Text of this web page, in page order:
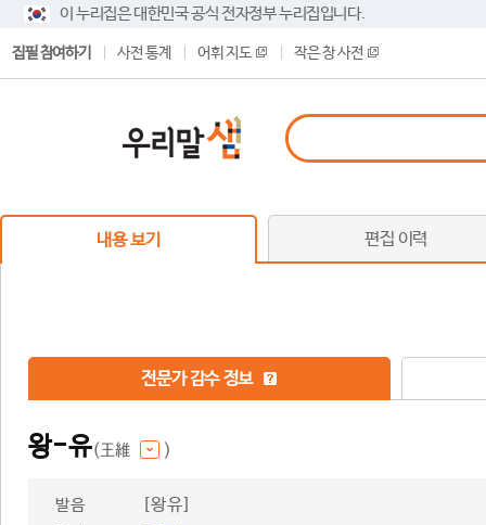
이 누리집은 대한민국 공식 전자정부 누리집입니다.
집필 참여하기 사전 통계 어휘 지도 작은 창 사전
내용 보기 편집 이력
전문가 감수 정보
왕-유(王維 )
발음 [왕유]